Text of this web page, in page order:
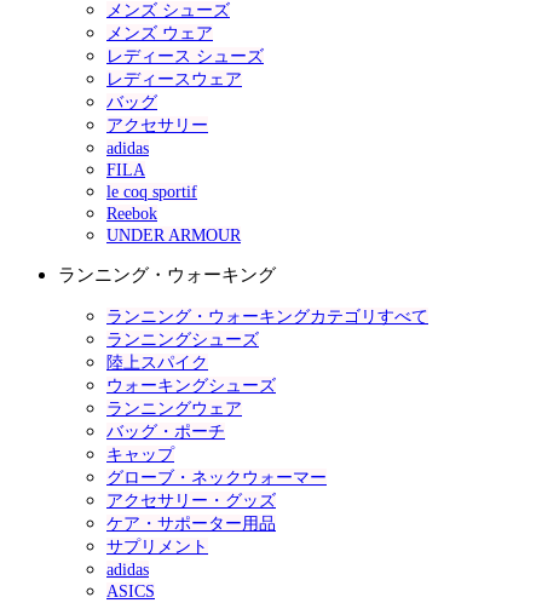
メンズ シューズ
メンズ ウェア
レディース シューズ
レディースウェア
バッグ
アクセサリー
adidas
FILA
le coq sportif
Reebok
UNDER ARMOUR
ランニング・ウォーキング
ランニング・ウォーキングカテゴリすべて
ランニングシューズ
陸上スパイク
ウォーキングシューズ
ランニングウェア
バッグ・ポーチ
キャップ
グローブ・ネックウォーマー
アクセサリー・グッズ
ケア・サポーター用品
サプリメント
adidas
ASICS